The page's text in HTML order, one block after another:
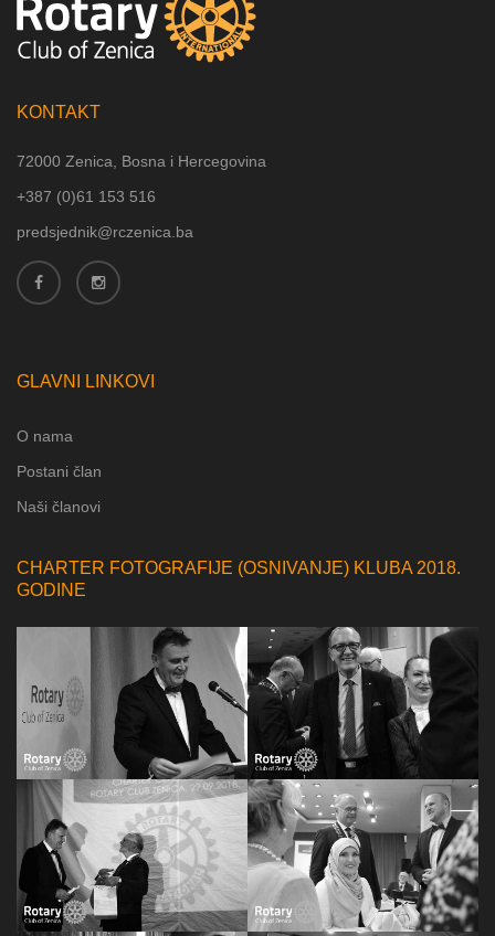
KONTAKT
72000 Zenica, Bosna i Hercegovina
+387 (0)61 153 516
predsjednik@rczenica.ba
GLAVNI LINKOVI
O nama
Postani član
Naši članovi
CHARTER FOTOGRAFIJE (OSNIVANJE) KLUBA 2018.
GODINE